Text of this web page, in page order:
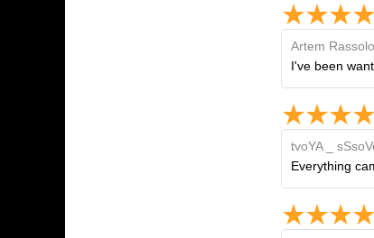
Artem
I've been
tvoYA _
Everything